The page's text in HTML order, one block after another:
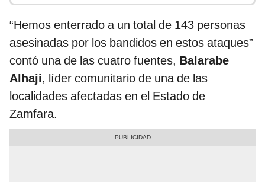
“Hemos enterrado a un total de 143 personas
asesinadas por los bandidos en estos ataques”
contó una de las cuatro fuentes, Balarabe
Alhaji, líder comunitario de una de las
localidades afectadas en el Estado de
Zamfara.